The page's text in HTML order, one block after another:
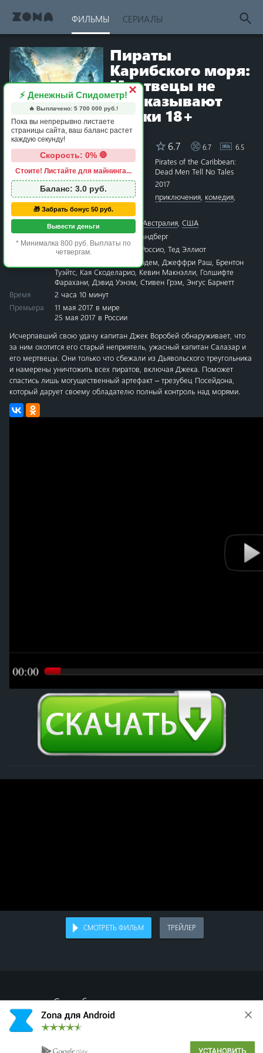
ФИЛЬМЫ СЕРИАЛЫ
10 stars
9 stars
8 stars
7 stars
6 stars
5 stars
4 stars
3 stars
2 stars
1 star
Пираты
Карибского моря:
Мертвецы не
рассказывают
сказки 18+
Рейтинг 6.7 6.7 6.5
Название
Pirates of the Caribbean:
Dead Men Tell No Tales
Год
2017
Жанры
приключения комедия
фэнтези, боевик
Страна
Канада,Великобритания Австралия США
Режиссёр
Хоаким Роннинг,Эспен Сандберг
Сценарий
Джефф Натансон,Терри Россио Тед Эллиот
Хавьер Бардем Джеффри Раш Брентон
Туэйтс Кая Скоделарио Кевин Макнэлли Голшифте
Фарахани Дэвид Уэнэм Стивен Грэм Энгус Барнетт
Время
2 часа 10 минут
Премьера
11 мая 2017 в мире
25 мая 2017 в России
Исчерпавший свою удачу капитан Джек Воробей обнаруживает, что
за ним охотится его старый неприятель, ужасный капитан Салазар и
его мертвецы. Они только что сбежали из Дьявольского треугольника
и намерены уничтожить всех пиратов, включая Джека. Поможет
спастись лишь могущественный артефакт – трезубец Посейдона,
который дарует своему обладателю полный контроль над морями.
СМОТРЕТЬ ФИЛЬМ ТРЕЙЛЕР
Спасибо, что делитесь с друзьями
×
⚡ Денежный Спидометр!
🔥 Выплачено: 5 700 000 руб.!
Пока вы непрерывно листаете
страницы сайта, ваш баланс растет
каждую секунду!
Скорость: 0% 🛑
Стоите! Листайте для майнинга...
Баланс: 3.0 руб.
🎁 Забрать бонус 50 руб.
Вывести деньги
* Минималка 800 руб. Выплаты по
четвергам.